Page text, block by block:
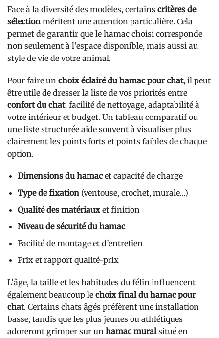
Face à la diversité des modèles, certains critères de
sélection méritent une attention particulière. Cela
permet de garantir que le hamac choisi corresponde
non seulement à l’espace disponible, mais aussi au
style de vie de votre animal.
Pour faire un choix éclairé du hamac pour chat, il peut
être utile de dresser la liste de vos priorités entre
confort du chat, facilité de nettoyage, adaptabilité à
votre intérieur et budget. Un tableau comparatif ou
une liste structurée aide souvent à visualiser plus
clairement les points forts et points faibles de chaque
option.
Dimensions du hamacet capacité de charge
Type de fixation(ventouse, crochet, murale…)
Qualité des matériauxet finition
Niveau de sécurité du hamac
Facilité de montage et d’entretien
Prix et rapport qualité-prix
L’âge, la taille et les habitudes du félin influencent
également beaucoup le choix final du hamac pour
chat. Certains chats âgés préfèrent une installation
basse, tandis que les plus jeunes ou athlétiques
adoreront grimper sur un hamac muralsitué en